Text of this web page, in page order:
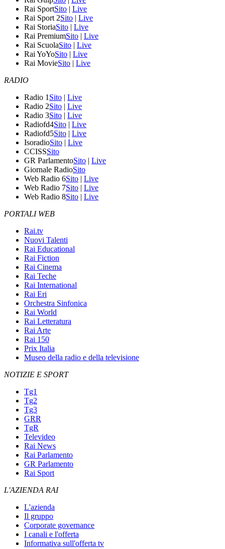
Rai SportSito | Live
Rai Sport 2Sito | Live
Rai StoriaSito | Live
Rai PremiumSito | Live
Rai ScuolaSito | Live
Rai YoYoSito | Live
Rai MovieSito | Live
RADIO
Radio 1 Sito | Live
Radio 2Sito | Live
Radio 3Sito | Live
Radiofd4Sito | Live
Radiofd5Sito | Live
IsoradioSito | Live
CCISSSito
GR ParlamentoSito | Live
Giornale RadioSito
Web Radio 6Sito | Live
Web Radio 7Sito | Live
Web Radio 8Sito | Live
PORTALI WEB
Rai.tv
Nuovi Talenti
Rai Educational
Rai Fiction
Rai Cinema
Rai Teche
Rai International
Rai Eri
Orchestra Sinfonica
Rai World
Rai Letteratura
Rai Arte
Rai 150
Prix Italia
Museo della radio e della televisione
NOTIZIE E SPORT
Tg1
Tg2
Tg3
GRR
TgR
Televideo
Rai News
Rai Parlamento
GR Parlamento
Rai Sport
L'AZIENDA RAI
L'azienda
Il gruppo
Corporate governance
I canali e l'offerta
Informativa sull'offerta tv